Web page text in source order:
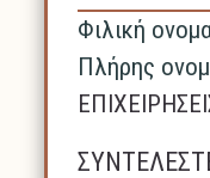
Φιλική
Πλήρης